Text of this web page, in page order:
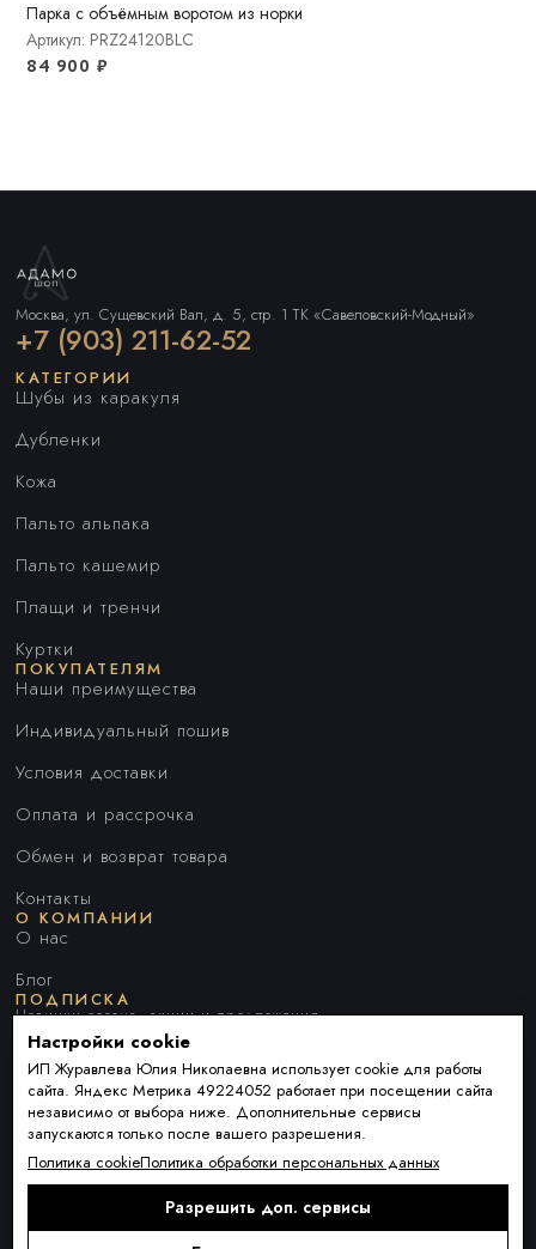
Парка с объёмным воротом из норки
Артикул: PRZ24120BLC
84 900 ₽
Москва, ул. Сущевский Вал, д. 5, стр. 1 ТК «Савеловский-Модный»
+7 (903) 211-62-52
КАТЕГОРИИ
Шубы из каракуля
Дубленки
Кожа
Пальто альпака
Пальто кашемир
Плащи и тренчи
Куртки
ПОКУПАТЕЛЯМ
Наши преимущества
Индивидуальный пошив
Условия доставки
Оплата и рассрочка
Обмен и возврат товара
Контакты
О КОМПАНИИ
О нас
Блог
ПОДПИСКА
Новинки сезона, акции и предложения
Я ДАЮ СОГЛАСИЕ НА ОБРАБОТКУ ПЕРСОНАЛЬНЫХ ДАННЫХ И
СОГЛАШАЮСЬ СПОЛИТИКОЙ ОБРАБОТКИ ПЕРСОНАЛЬНЫХ
ДАННЫХ
Подписаться
Настройки cookie
ИП Журавлева Юлия Николаевна использует cookie для работы
сайта. Яндекс Метрика 49224052 работает при посещении сайта
независимо от выбора ниже. Дополнительные сервисы
запускаются только после вашего разрешения.
Политика cookieПолитика обработки персональных данных
Разрешить доп. сервисы